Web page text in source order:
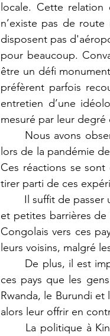
locale. Cette
n’existe pas de
disposent pas
pour beaucoup.
être un défi
préfèrent parfois
entretien d’une
mesuré par leur degré
Nous avons
lors de la pandémie
Ces réactions se
tirer parti de ces
Il suffit de passer
et petites barrières
Congolais vers ces
leurs voisins, malgré
De plus, il est
ces pays que les
Rwanda, le Burundi
alors leur offrir en
La politique à